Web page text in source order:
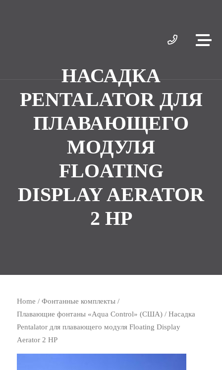
НАСАДКА
PENTALATOR ДЛЯ
ПЛАВАЮЩЕГО
МОДУЛЯ
FLOATING
DISPLAY AERATOR
2 HP
Home /Фонтанные комплекты /
Плавающие фонтаны «Aqua Control» (США) / Насадка
Pentalator для плавающего модуля Floating Display
Aerator 2 HP